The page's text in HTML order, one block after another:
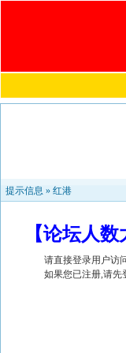
提示信息 » 红港
【论坛人
请直接登录用户访
如果您已注册,请先